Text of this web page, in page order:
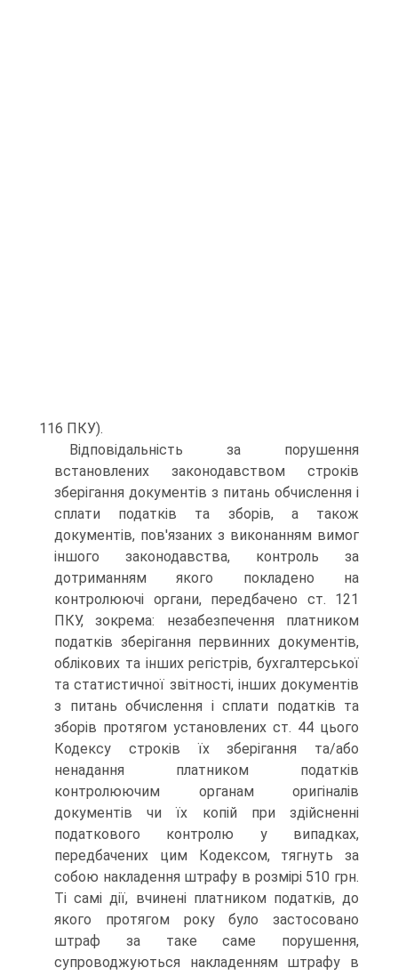
116 ПКУ).
Відповідальність за порушення
встановлених законодавством строків
зберігання документів з питань обчислення і
сплати податків та зборів, а також
документів, пов'язаних з виконанням вимог
іншого законодавства, контроль за
дотриманням якого покладено на
контролюючі органи, передбачено ст. 121
ПКУ, зокрема: незабезпечення платником
податків зберігання первинних документів,
облікових та інших регістрів, бухгалтерської
та статистичної звітності, інших документів
з питань обчислення і сплати податків та
зборів протягом установлених ст. 44 цього
Кодексу строків їх зберігання та/або
ненадання платником податків
контролюючим органам оригіналів
документів чи їх копій при здійсненні
податкового контролю у випадках,
передбачених цим Кодексом, тягнуть за
собою накладення штрафу в розмірі 510 грн.
Ті самі дії, вчинені платником податків, до
якого протягом року було застосовано
штраф за таке саме порушення,
супроводжуються накладенням штрафу в